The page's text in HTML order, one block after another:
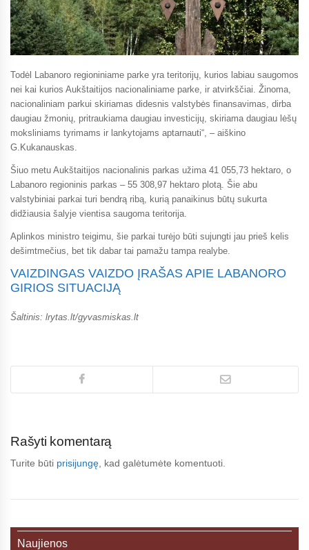
Todėl Labanoro regioniniame parke yra teritorijų, kurios labiau saugomos
nei kai kurios Aukštaitijos nacionaliniame parke, ir atvirkščiai. Žinoma,
nacionaliniam parkui skiriamas didesnis valstybės finansavimas, dirba
daugiau žmonių, pritraukiama daugiau investicijų, skiriama daugiau lėšų
moksliniams tyrimams ir lankytojams aptarnauti“, – aiškino
G.Kukanauskas.
Šiuo metu Aukštaitijos nacionalinis parkas užima 41 055,73 hektaro, o
Labanoro regioninis parkas – 55 308,97 hektaro plotą. Šie abu
valstybiniai parkai turi bendrą ribą, kurią panaikinus būtų sukurta
didžiausia šalyje vientisa saugoma teritorija.
Aplinkos ministro teigimu, šie parkai turėjo būti sujungti jau prieš kelis
dešimtmečius, bet tik dabar tai pamažu tampa realybe.
VAIZDINGAS VAIZDO ĮRAŠAS APIE LABANORO
GIRIOS SITUACIJĄ
Šaltinis: lrytas.lt/gyvasmiskas.lt
Rašyti komentarą
Turite būti prisijungę , kad galėtumėte komentuoti.
Naujienos